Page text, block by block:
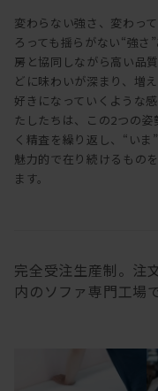
変わらない強さ、変わっ
ろっても揺らがない“強
房と協同しながら高い品
どに味わいが深まり、増
好きになっていくような
たしたちは、この2つの
く精査を繰り返し、“いま
魅力的で在り続けるもの
ます。
完全受注生産制。注
内のソファ専門工場